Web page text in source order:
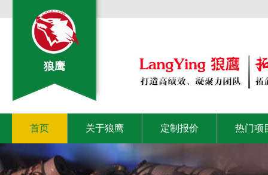
狼鹰
首页 关于狼鹰 定制报价 热门项